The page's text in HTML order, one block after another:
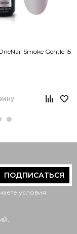
Smoke Gentle 15
ПОДПИСАТЬСЯ
условия